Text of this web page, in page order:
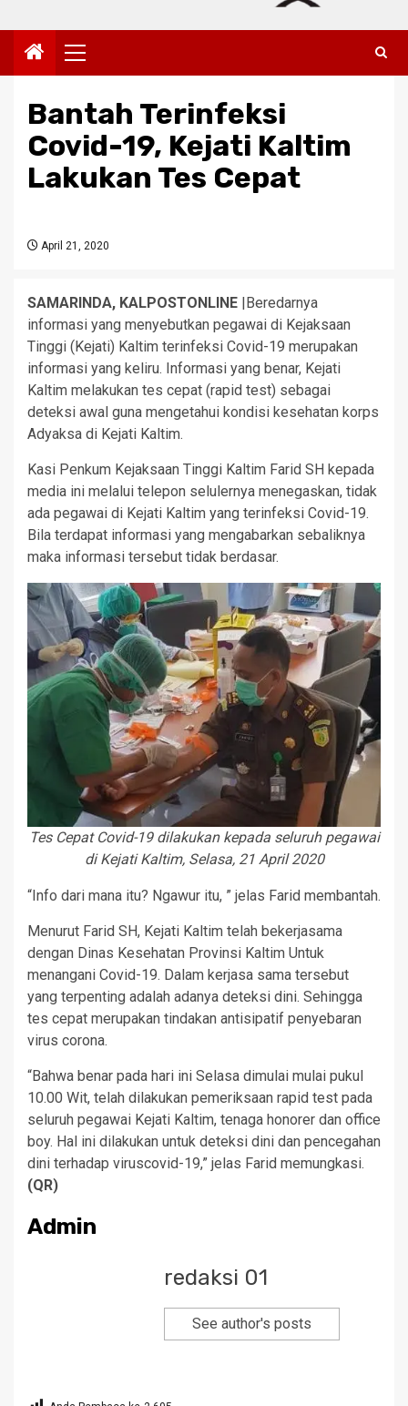
Primary
Menu
Bantah Terinfeksi
Covid-19, Kejati Kaltim
Lakukan Tes Cepat
April 21, 2020
SAMARINDA, KALPOSTONLINE |Beredarnya
informasi yang menyebutkan pegawai di Kejaksaan
Tinggi (Kejati) Kaltim terinfeksi Covid-19 merupakan
informasi yang keliru. Informasi yang benar, Kejati
Kaltim melakukan tes cepat (rapid test) sebagai
deteksi awal guna mengetahui kondisi kesehatan korps
Adyaksa di Kejati Kaltim.
Kasi Penkum Kejaksaan Tinggi Kaltim Farid SH kepada
media ini melalui telepon selulernya menegaskan, tidak
ada pegawai di Kejati Kaltim yang terinfeksi Covid-19.
Bila terdapat informasi yang mengabarkan sebaliknya
maka informasi tersebut tidak berdasar.
Tes Cepat Covid-19 dilakukan kepada seluruh pegawai
di Kejati Kaltim, Selasa, 21 April 2020
“Info dari mana itu? Ngawur itu, ” jelas Farid membantah.
Menurut Farid SH, Kejati Kaltim telah bekerjasama
dengan Dinas Kesehatan Provinsi Kaltim Untuk
menangani Covid-19. Dalam kerjasa sama tersebut
yang terpenting adalah adanya deteksi dini. Sehingga
tes cepat merupakan tindakan antisipatif penyebaran
virus corona.
“Bahwa benar pada hari ini Selasa dimulai mulai pukul
10.00 Wit, telah dilakukan pemeriksaan rapid test pada
seluruh pegawai Kejati Kaltim, tenaga honorer dan office
boy. Hal ini dilakukan untuk deteksi dini dan pencegahan
dini terhadap viruscovid-19,” jelas Farid memungkasi.
(QR)
Admin
redaksi 01
See author's posts